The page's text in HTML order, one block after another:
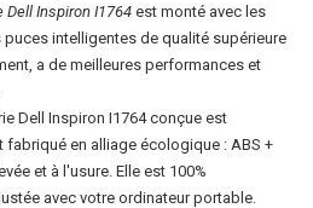
Dell Inspiron I1764 est monté avec les
intelligentes de qualité supérieure
a de meilleures performances et
Dell Inspiron I1764conçue est
en alliage écologique : ABS +
et à l'usure. Elle est 100%
avec votre ordinateur portable.